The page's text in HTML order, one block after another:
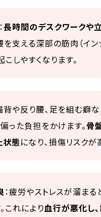
：長時間のデスクワークや
を支える深部の筋肉（イ
しやすくなります。
背や反り腰、足を組む癖
った負担をかけます。骨
状態になり、損傷リスクが
：疲労やストレスが溜ま
これにより血行が悪化し